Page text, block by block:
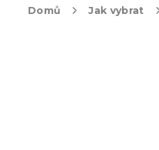
Domů Jak vybrat